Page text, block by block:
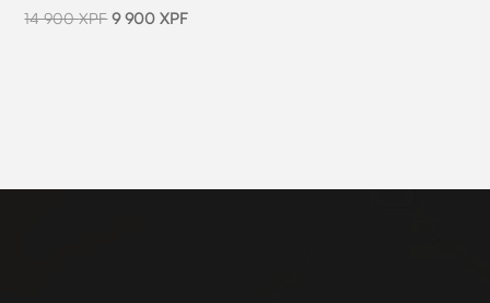
14 900XPF 9 900XPF